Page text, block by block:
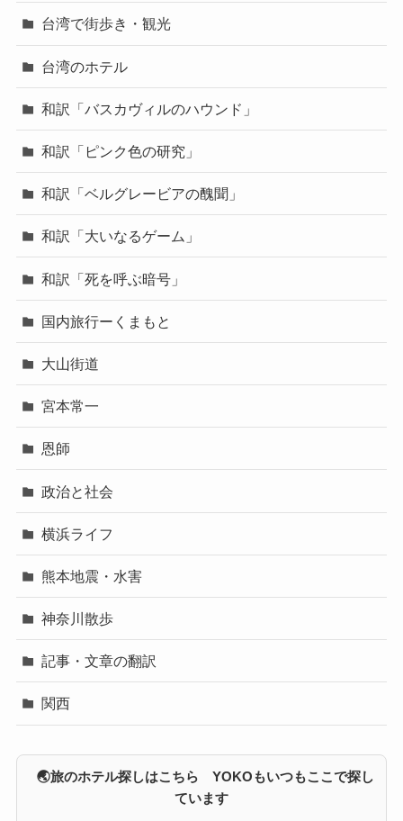
台湾で街歩き・観光
台湾のホテル
和訳「バスカヴィルのハウンド」
和訳「ピンク色の研究」
和訳「ベルグレービアの醜聞」
和訳「大いなるゲーム」
和訳「死を呼ぶ暗号」
国内旅行ーくまもと
大山街道
宮本常一
恩師
政治と社会
横浜ライフ
熊本地震・水害
神奈川散歩
記事・文章の翻訳
関西
🌏旅のホテル探しはこちら YOKOもいつもここで探し
ています